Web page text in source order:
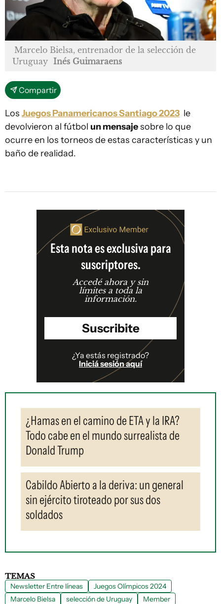
Marcelo Bielsa, entrenador de la selección de
Uruguay Inés Guimaraens
Compartir
Los Juegos Panamericanos Santiago 2023 le
devolvieron al fútbol un mensajesobre lo que
ocurre en los torneos de estas características y un
baño de realidad.
Esta nota es exclusiva para
suscriptores.
Accedé ahora y sin
límites a toda la
información.
Suscribite
¿Ya estás registrado?
Iniciá sesión aquí
¿Hamas en el camino de ETA y la IRA?
Todo cabe en el mundo surrealista de
Donald Trump
Cabildo Abierto a la deriva: un general
sin ejército tiroteado por sus dos
soldados
TEMAS
Newsletter Entre líneas
Juegos Olímpicos 2024
Marcelo Bielsa
selección de Uruguay Member